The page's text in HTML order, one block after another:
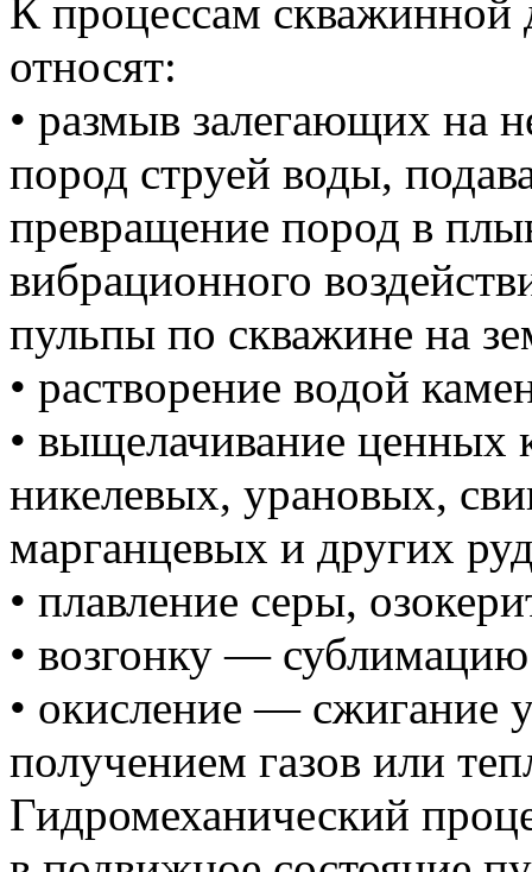
К процессам
относят:
• размыв залегающих на
пород струей воды,
превращение пород в
вибрационного
пульпы по скважине на
• растворение водой
• выщелачивание ценных
никелевых, урановых,
марганцевых и других
• плавление серы,
• возгонку — сублимацию
• окисление — сжигание
получением газов или
Гидромеханический